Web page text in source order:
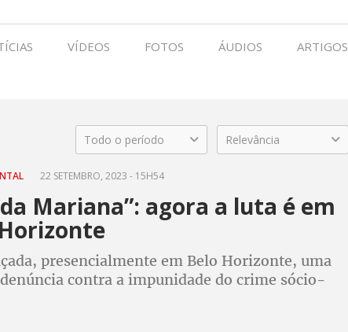
VÍDEOS FOTOS ÁUDIOS ARTIGOS
Todo o período Relevância
22 SETEMBRO, 2023 - 15H54
Mariana”: agora a luta é em
presencialmente em Belo Horizonte, uma
contra a impunidade do crime sócio-